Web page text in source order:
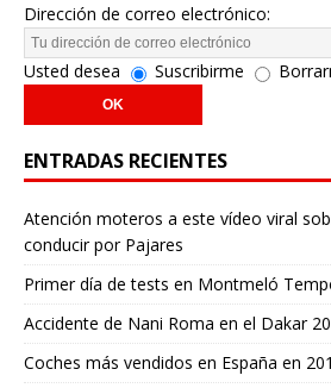
Dirección de correo electrónico:
Usted desea Suscribirme
ENTRADAS RECIENTES
Atención moteros a este vídeo viral
conducir por Pajares
Primer día de tests en Montmeló
Accidente de Nani Roma en el Dakar
Coches más vendidos en España en